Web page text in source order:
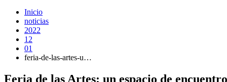
Inicio
noticias
2022
12
01
feria-de-las-artes-u…
Feria de las Artes: un espacio de